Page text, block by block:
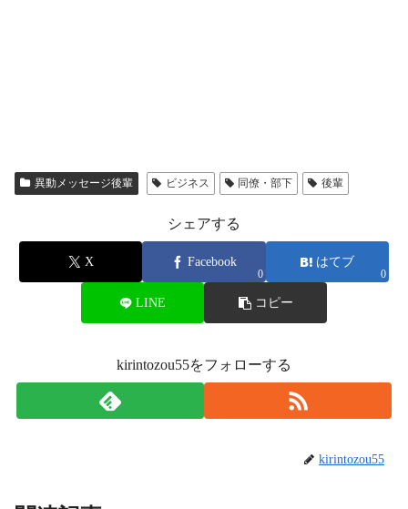
異動メッセージ後輩 ビジネス 同僚・部下 後輩
シェアする
X Facebook
0
はてブ
0
LINE コピー
kirintozou55をフォローする
kirintozou55